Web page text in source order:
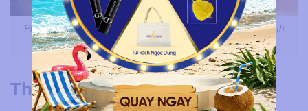
Phác thảo chân mày là một bước quan trọng trong quy trình
điêu khắc mày Nano P’cell
Thời gian thực hiện